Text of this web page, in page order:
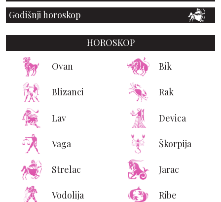
Godišnji horoskop
HOROSKOP
Ovan Bik
Blizanci Rak
Lav Devica
Vaga Škorpija
Strelac Jarac
Vodolija Ribe